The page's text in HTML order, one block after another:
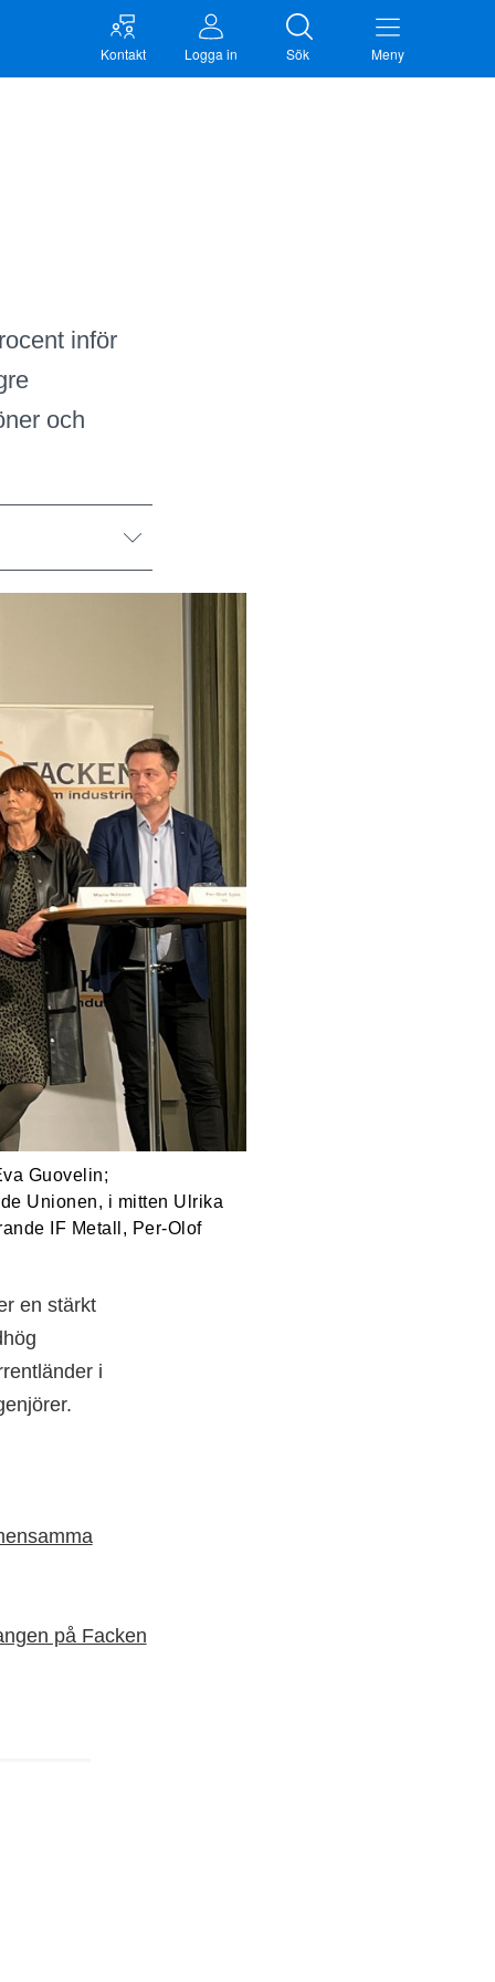
Kontakt Logga in Sök Meny
inför
och
Guovelin;
Unionen, i mitten Ulrika
IF Metall, Per-Olof
en stärkt
i
på Facken